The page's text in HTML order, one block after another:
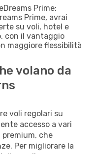
Prime:
Prime, avrai
su voli, hotel e
con il vantaggio
maggiore flessibilità
volano da
voli regolari su
accesso a vari
che
Per migliorare la